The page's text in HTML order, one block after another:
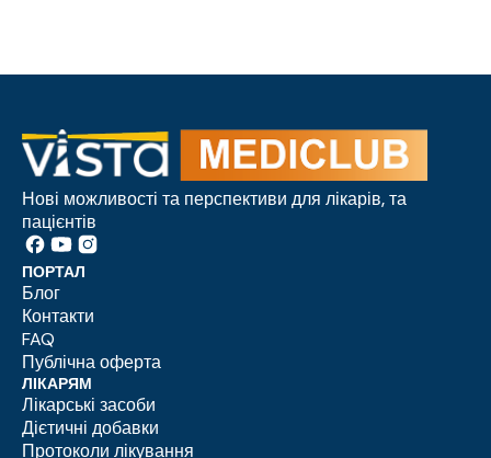
Нові можливості та перспективи для лікарів, та
пацієнтів
ПОРТАЛ
Блог
Контакти
FAQ
Публічна оферта
ЛІКАРЯМ
Лікарські засоби
Дієтичні добавки
Протоколи лікування